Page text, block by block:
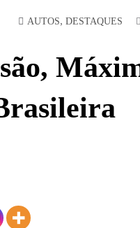
AUTOS, DESTAQUES